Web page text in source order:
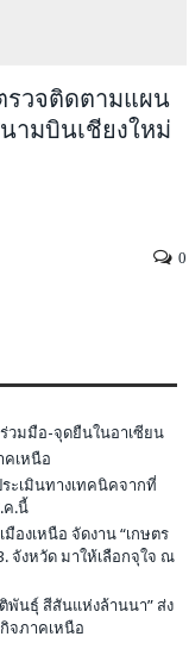
รวจติดตามแผน
ามบินเชียงใหม่
0
วมมือ-จุดยืนในอาเซียน
คเหนือ
ะเมินทางเทคนิคจากที่
ค.นี้
องเหนือ จัดงาน “เกษตร
จังหวัด มาให้เลือกจุใจ ณ
พันธุ์ สีสันแห่งล้านนา” ส่ง
จภาคเหนือ